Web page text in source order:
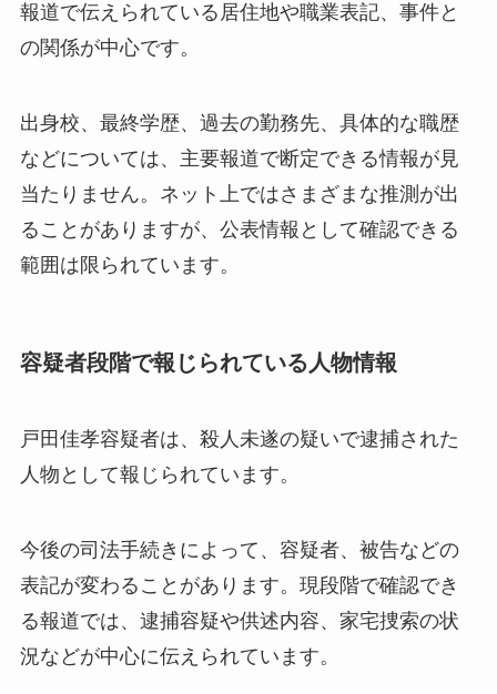
報道で伝えられている居住地や職業表記、事件と
の関係が中心です。
出身校、最終学歴、過去の勤務先、具体的な職歴
などについては、主要報道で断定できる情報が見
当たりません。ネット上ではさまざまな推測が出
ることがありますが、公表情報として確認できる
範囲は限られています。
容疑者段階で報じられている人物情報
戸田佳孝容疑者は、殺人未遂の疑いで逮捕された
人物として報じられています。
今後の司法手続きによって、容疑者、被告などの
表記が変わることがあります。現段階で確認でき
る報道では、逮捕容疑や供述内容、家宅捜索の状
況などが中心に伝えられています。